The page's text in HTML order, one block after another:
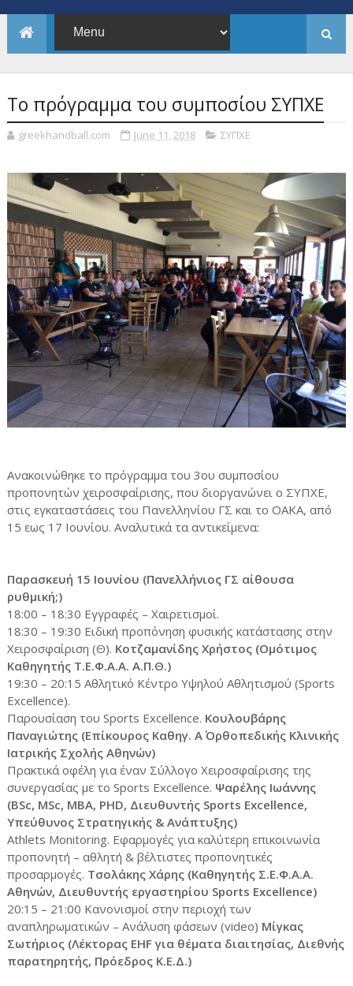
Το πρόγραμμα του συμποσίου ΣΥΠΧΕ
greekhandball.com June 11, 2018 ΣΥΠΧΕ
Ανακοινώθηκε το πρόγραμμα του 3ου συμποσίου
προπονητών χειροσφαίρισης, που διοργανώνει ο ΣΥΠΧΕ,
στις εγκαταστάσεις του Πανελληνίου ΓΣ και το ΟΑΚΑ, από
15 εως 17 Ιουνίου. Αναλυτικά τα αντικείμενα:
Παρασκευή 15 Ιουνίου (Πανελλήνιος ΓΣ αίθουσα
ρυθμική;)
18:00 – 18:30 Εγγραφές – Χαιρετισμοί.
18:30 – 19:30 Ειδική προπόνηση φυσικής κατάστασης στην
Χειροσφαίριση (Θ). Κοτζαμανίδης Χρήστος (Ομότιμος
Καθηγητής Τ.Ε.Φ.Α.Α. Α.Π.Θ.)
19:30 – 20:15 Αθλητικό Κέντρο Υψηλού Αθλητισμού (Sports
Excellence).
Παρουσίαση του Sports Excellence. Κουλουβάρης
Παναγιώτης (Επίκουρος Καθηγ. Α΄ Ορθοπεδικής Κλινικής
Ιατρικής Σχολής Αθηνών)
Πρακτικά οφέλη για έναν Σύλλογο Χειροσφαίρισης της
συνεργασίας με το Sports Excellence. Ψαρέλης Ιωάννης
(BSc, MSc, MBA, PHD, Διευθυντής Sports Excellence,
Υπεύθυνος Στρατηγικής & Ανάπτυξης)
Athlets Monitoring. Εφαρμογές για καλύτερη επικοινωνία
προπονητή – αθλητή & βέλτιστες προπονητικές
προσαρμογές. Τσολάκης Χάρης (Καθηγητής Σ.Ε.Φ.Α.Α.
Αθηνών, Διευθυντής εργαστηρίου Sports Excellence)
20:15 – 21:00 Κανονισμοί στην περιοχή των
αναπληρωματικών – Ανάλυση φάσεων (video) Μίγκας
Σωτήριος (Λέκτορας EHF για θέματα διαιτησίας, Διεθνής
παρατηρητής, Πρόεδρος Κ.Ε.Δ.)